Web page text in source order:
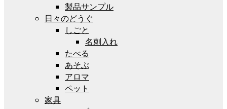
製品サンプル
日々のどうぐ
しごと
名刺入れ
たべる
あそぶ
アロマ
ペット
家具